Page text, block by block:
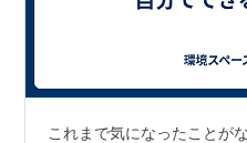
これまで気になったことが